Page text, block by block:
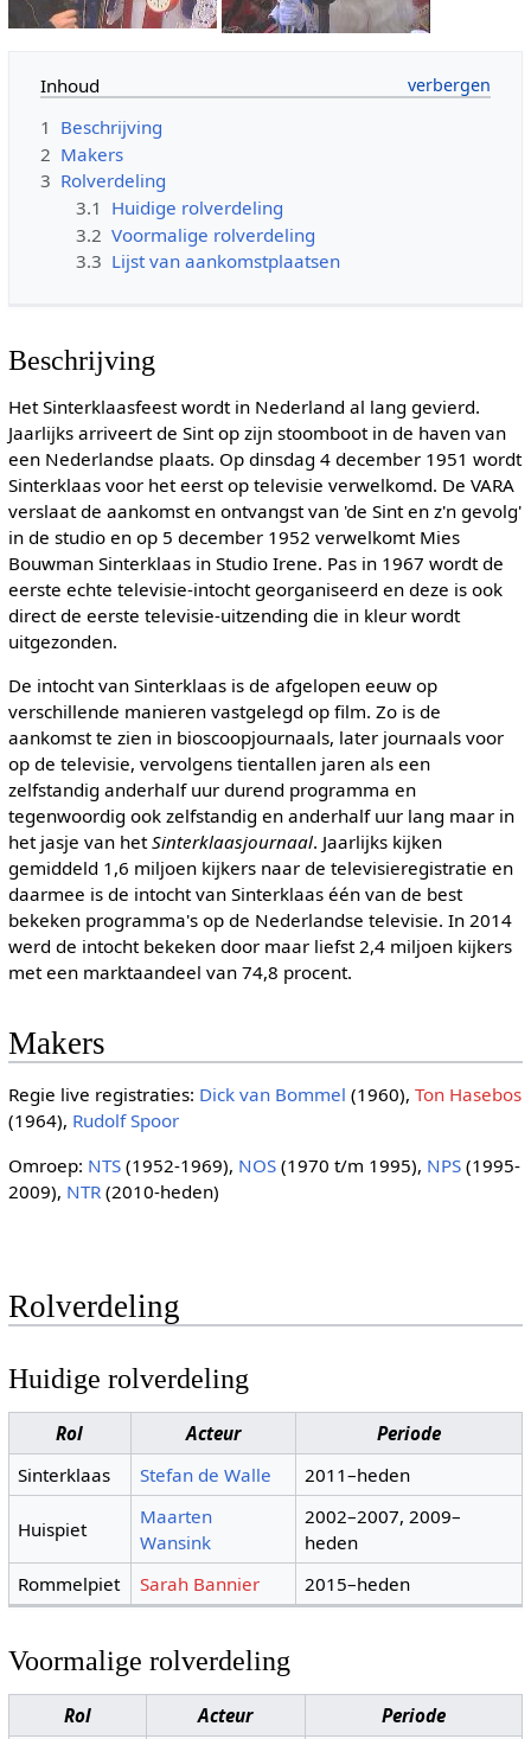
Inhoud
1 Beschrijving
2 Makers
3 Rolverdeling
3.1 Huidige rolverdeling
3.2 Voormalige rolverdeling
3.3 Lijst van aankomstplaatsen
Beschrijving
Het Sinterklaasfeest wordt in Nederland al lang gevierd.
Jaarlijks arriveert de Sint op zijn stoomboot in de haven van
een Nederlandse plaats. Op dinsdag 4 december 1951 wordt
Sinterklaas voor het eerst op televisie verwelkomd. De VARA
verslaat de aankomst en ontvangst van 'de Sint en z'n gevolg'
in de studio en op 5 december 1952 verwelkomt Mies
Bouwman Sinterklaas in Studio Irene. Pas in 1967 wordt de
eerste echte televisie-intocht georganiseerd en deze is ook
direct de eerste televisie-uitzending die in kleur wordt
uitgezonden.
De intocht van Sinterklaas is de afgelopen eeuw op
verschillende manieren vastgelegd op film. Zo is de
aankomst te zien in bioscoopjournaals, later journaals voor
op de televisie, vervolgens tientallen jaren als een
zelfstandig anderhalf uur durend programma en
tegenwoordig ook zelfstandig en anderhalf uur lang maar in
het jasje van hetSinterklaasjournaal. Jaarlijks kijken
gemiddeld 1,6 miljoen kijkers naar de televisieregistratie en
daarmee is de intocht van Sinterklaas één van de best
bekeken programma's op de Nederlandse televisie. In 2014
werd de intocht bekeken door maar liefst 2,4 miljoen kijkers
met een marktaandeel van 74,8 procent.
Makers
Regie live registraties: Dick van Bommel (1960), Ton Hasebos
(1964), Rudolf Spoor
Omroep: NTS(1952-1969), NOS(1970 t/m 1995), NPS(1995-
2009), NTR(2010-heden)
Rolverdeling
Huidige rolverdeling
Rol Acteur
Periode
Sinterklaas
Stefan de Walle 2011–heden
Huispiet
Maarten
Wansink
2002–2007, 2009–
heden
Rommelpiet
Sarah Bannier 2015–heden
Voormalige rolverdeling
Rol Acteur Periode